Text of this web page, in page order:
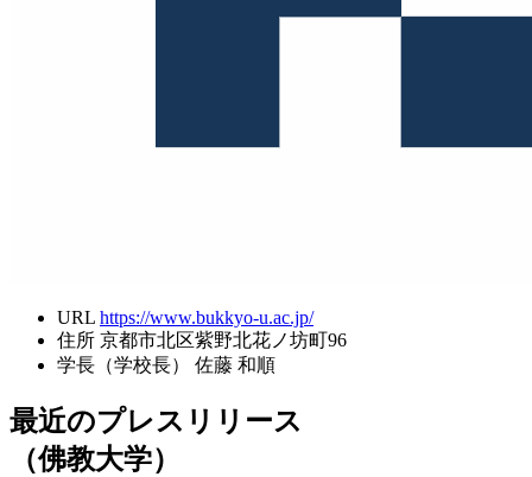
URL https://www.bukkyo-u.ac.jp/
住所 京都市北区紫野北花ノ坊町96
学長（学校長）
佐藤 和順
最近のプレスリリース
（佛教大学）